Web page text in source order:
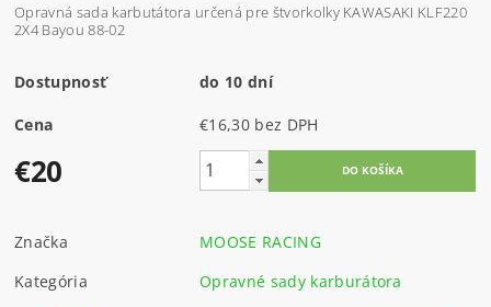
Opravná sada karbutátora určená pre štvorkolky KAWASAKI KLF220
2X4 Bayou 88-02
Dostupnosť do 10 dní
Cena €16,30 bez DPH
€20
Značka
MOOSE RACING
Kategória
Opravné sady karburátora